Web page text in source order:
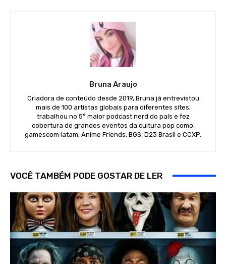
Bruna Araujo
Criadora de conteúdo desde 2019, Bruna já entrevistou
mais de 100 artistas globais para diferentes sites,
trabalhou no 5° maior podcast nerd do país e fez
cobertura de grandes eventos da cultura pop como,
gamescom latam, Anime Friends, BGS, D23 Brasil e CCXP.
VOCÊ TAMBÉM PODE GOSTAR DE LER